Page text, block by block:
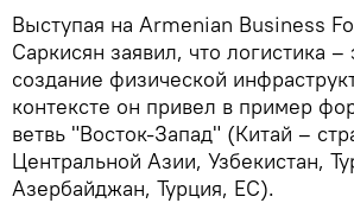
Выступая на Armenian Business
Саркисян заявил, что логистика –
создание физической
контексте он привел в пример
ветвь "Восток-Запад" (Китай –
Центральной Азии, Узбекистан,
Азербайджан, Турция, ЕС).